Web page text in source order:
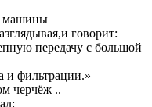
машины
говорит:
передачу с большой
и фильтрации.»
черчёж ..